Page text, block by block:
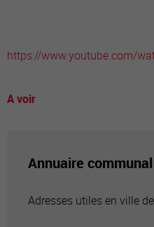
https://www.youtube.com/
A voir
Annuaire communal
Adresses utiles en ville